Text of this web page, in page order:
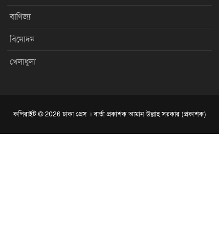
বাণিজ্য
বিনোদন
খেলাধুলা
কপিরাইট © 2026 ঢাকা প্রেস । বার্তা প্রকাশক আমান উল্লাহ সরকার (প্রকাশক)